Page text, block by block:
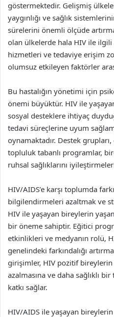
göstermektedir. Gelişmiş
yaygınlığı ve sağlık
sürelerini önemli ölçüde
olan ülkelerde hala HIV ile ilgili
hizmetleri ve tedaviye erişim
olumsuz etkileyen faktörler
Bu hastalığın yönetimi için
önemi büyüktür. HIV ile
sosyal desteklere ihtiyaç
tedavi süreçlerine uyum
oynamaktadır. Destek
topluluk tabanlı programlar,
ruhsal sağlıklarını
HIV/AIDS’e karşı toplumda
bilgilendirmeleri azaltmak ve
HIV ile yaşayan bireylerin
bir öneme sahiptir. Eğitici
etkinlikleri ve medyanın rolü,
genelindeki farkındalığı
girişimler, HIV pozitif bireylerin
azalmasına ve daha sağlıklı
katkı sağlar.
HIV/AIDS ile yaşayan